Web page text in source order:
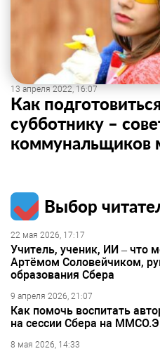
13 апреля 2022, 16:07
Как
субботнику –
коммунальщиков
Выбор
22 мая 2026, 17:17
Учитель, ученик, ИИ – что
Артёмом Соловейчиком,
образования Сбера
9 апреля 2026, 21:07
Как помочь воспитать
на сессии Сбера на
8 мая 2026, 14:33